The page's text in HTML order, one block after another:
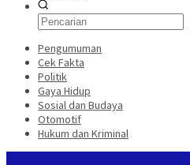
Pengumuman
Cek Fakta
Politik
Gaya Hidup
Sosial dan Budaya
Otomotif
Hukum dan Kriminal